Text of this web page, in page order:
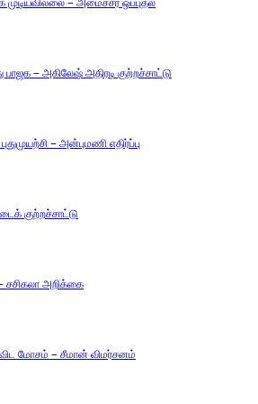
– அகிலேஷ் அதிரடி குற்றச்சாட்டு
– அன்புமணி எதிர்ப்பு
குற்றச்சாட்டு
சசிகலா அறிக்கை
மோசம் – சீமான் விமர்சனம்